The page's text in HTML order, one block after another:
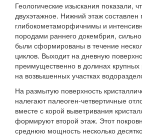
Геологические изыскания показали,
двухэтажное. Нижний этаж
глибокометаморфичнимы и
породами раннего докембрия,
были сформированы в течение
циклов. Выходит на дневную
преимущественно в долинах крупных
на возвышенных участках
На размытую поверхность
налегают палеоген-четвертичные
вместе с корой выветривания
формируют второй этаж. Этот
среднюю мощность несколько